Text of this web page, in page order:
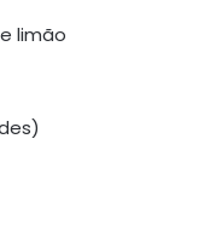
limão